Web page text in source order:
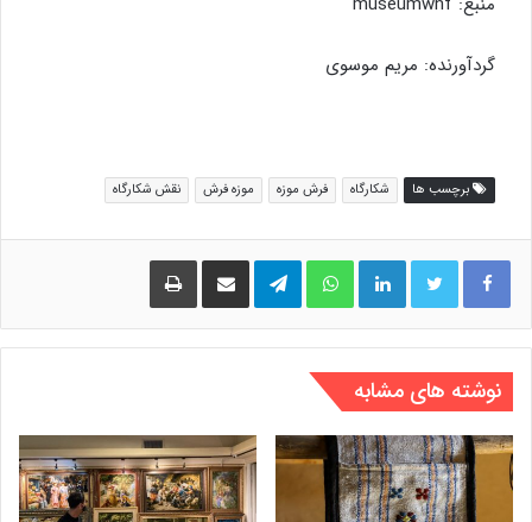
گردآورنده: مریم موسوی
برچسب ها شکارگاه فرش موزه موزه فرش نقش شکارگاه
لینکدین واتس آپ تلگرام اشتراک گذاری از طریق ایمیل
نوشته های مشابه